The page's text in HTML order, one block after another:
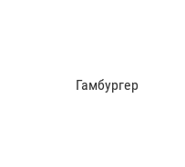
Гамбургер